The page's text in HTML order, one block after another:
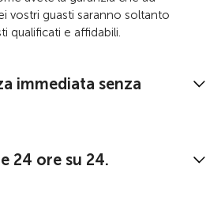
vostri guasti saranno soltanto
qualificati e affidabili.
immediata senza
24 ore su 24.